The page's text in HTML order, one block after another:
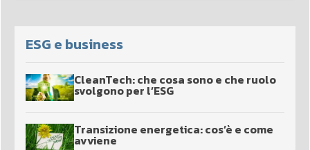
ESG e business
CleanTech: che cosa sono e che ruolo
svolgono per l’ESG
Transizione energetica: cos’è e come
avviene